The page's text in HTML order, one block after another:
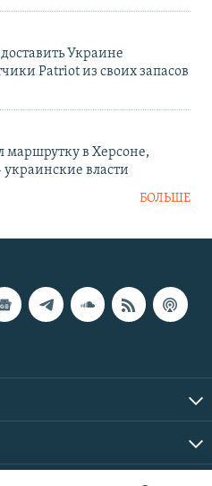
Украине
Patriot из своих запасов
маршрутку в Херсоне,
украинские власти
БОЛЬШЕ